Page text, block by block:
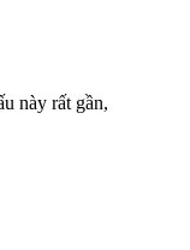
này rất gần,